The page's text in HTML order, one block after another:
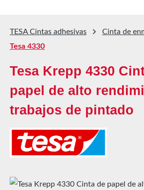
TESA Cintas adhesivas
Cinta de
Tesa 4330
Tesa Krepp 4330
papel de alto
trabajos de pintado
Omitir galería de imágenes